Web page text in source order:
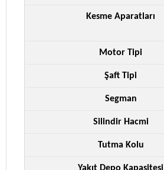
Kesme Aparatları
Motor Tipi
Şaft Tipi
Segman
Silindir Hacmi
Tutma Kolu